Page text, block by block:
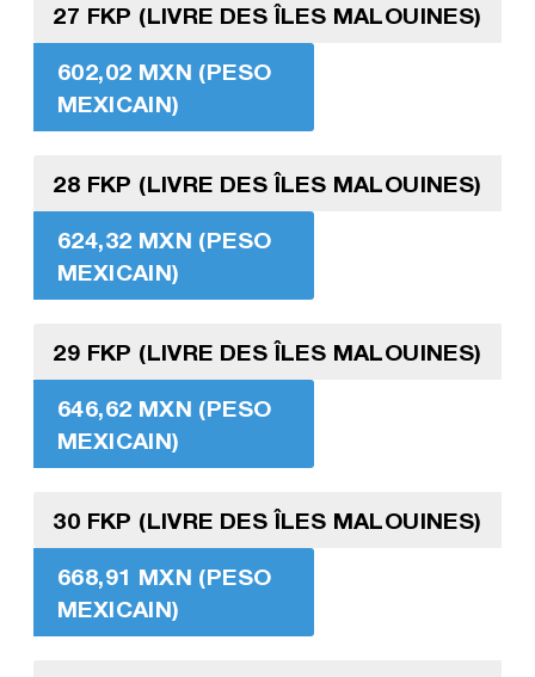
27 FKP (LIVRE DES ÎLES MALOUINES)
602,02 MXN (PESO
MEXICAIN)
28 FKP (LIVRE DES ÎLES MALOUINES)
624,32 MXN (PESO
MEXICAIN)
29 FKP (LIVRE DES ÎLES MALOUINES)
646,62 MXN (PESO
MEXICAIN)
30 FKP (LIVRE DES ÎLES MALOUINES)
668,91 MXN (PESO
MEXICAIN)